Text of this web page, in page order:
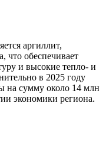
аргиллит,
что обеспечивает
и высокие тепло- и
в 2025 году
на сумму около 14 млн
экономики региона.